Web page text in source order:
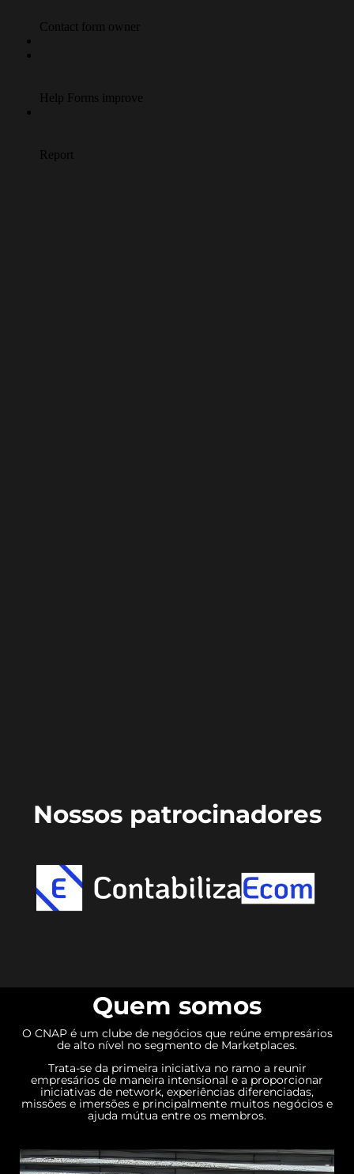
Nossos patrocinadores
Quem somos
O CNAP é um clube de negócios que reúne empresários
de alto nível no segmento de Marketplaces.
Trata-se da primeira iniciativa no ramo a reunir
empresários de maneira intensional e a proporcionar
iniciativas de network, experiências diferenciadas,
missões e imersões e principalmente muitos negócios e
ajuda mútua entre os membros.